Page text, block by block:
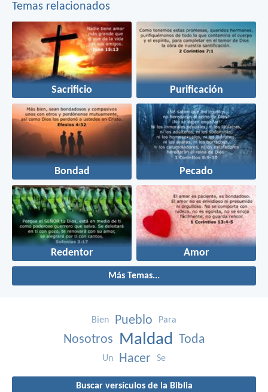
Temas relacionados
Sacrificio Purificación
Bondad Pecado
Redentor Amor
Más Temas...
Bien Pueblo Para
Nosotros Maldad Toda
Un Hacer Se
Buscar versículos de la Biblia